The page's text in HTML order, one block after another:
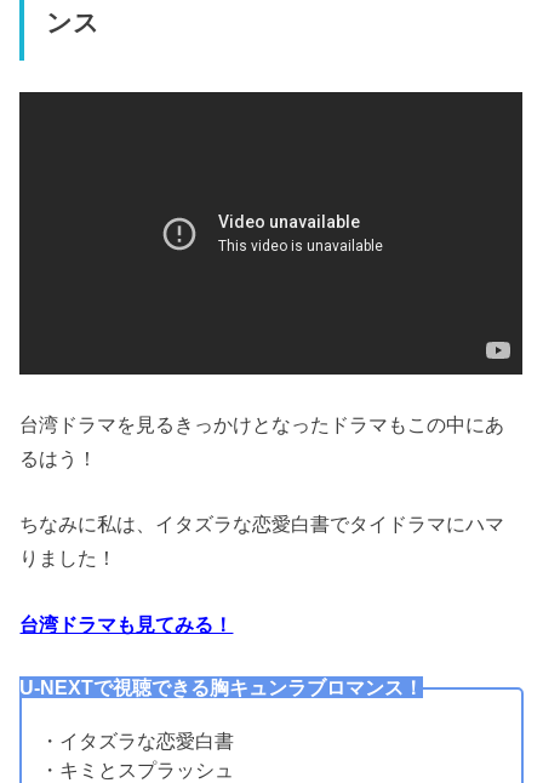
ンス
台湾ドラマを見るきっかけとなったドラマもこの中にあ
るはう！
ちなみに私は、イタズラな恋愛白書でタイドラマにハマ
りました！
台湾ドラマも見てみる！
U-NEXTで視聴できる胸キュンラブロマンス！
・イタズラな恋愛白書
・キミとスプラッシュ